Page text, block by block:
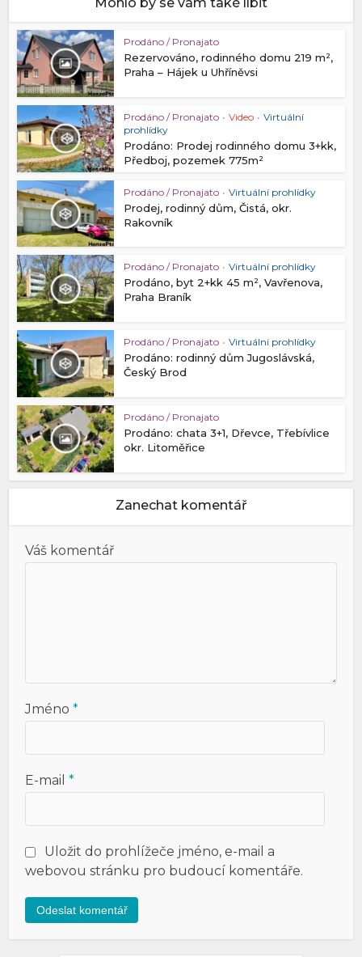
Prodáno / Pronajato
Rezervováno, rodinného domu 219 m²,
Praha – Hájek u Uhříněvsi
Prodáno / Pronajato • Video • Virtuální
prohlídky
Prodáno: Prodej rodinného domu 3+kk,
Předboj, pozemek 775m²
Prodáno / Pronajato • Virtuální prohlídky
Prodej, rodinný dům, Čistá, okr.
Rakovník
Prodáno / Pronajato • Virtuální prohlídky
Prodáno, byt 2+kk 45 m², Vavřenova,
Praha Braník
Prodáno / Pronajato • Virtuální prohlídky
Prodáno: rodinný dům Jugoslávská,
Český Brod
Prodáno / Pronajato
Prodáno: chata 3+1, Dřevce, Třebívlice
okr. Litoměřice
Zanechat komentář
Váš komentář
Jméno*
E-mail*
Uložit do prohlížeče jméno, e-mail a
webovou stránku pro budoucí komentáře.